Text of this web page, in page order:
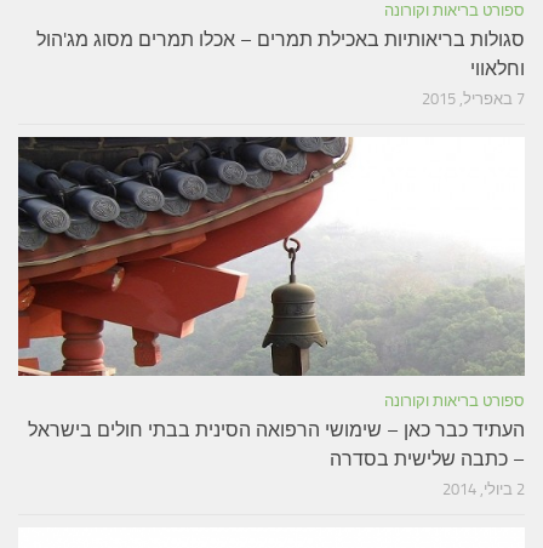
ספורט בריאות וקורונה
סגולות בריאותיות באכילת תמרים – אכלו תמרים מסוג מג'הול
וחלאווי
7 באפריל, 2015
ספורט בריאות וקורונה
העתיד כבר כאן – שימושי הרפואה הסינית בבתי חולים בישראל
– כתבה שלישית בסדרה
2 ביולי, 2014